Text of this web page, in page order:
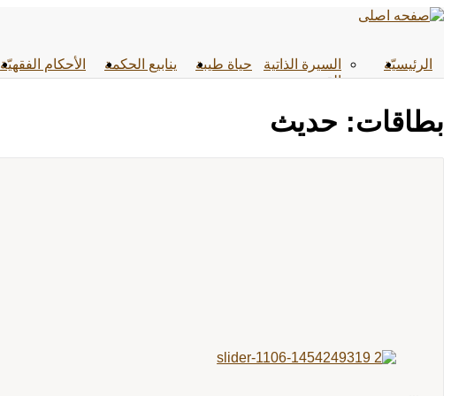
الرئیسیّة حياة طيبة
السيرة الذاتية
القصص
ينابيع الحكمة الأحکام الفقهیّة
بطاقات: حدیث
...